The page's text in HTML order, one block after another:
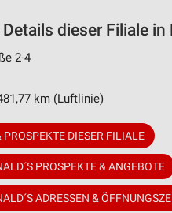
dieser Filiale in
2-4
km (Luftlinie)
PROSPEKTE DIESER FILIALE
PROSPEKTE & ANGEBOTE
ADRESSEN &